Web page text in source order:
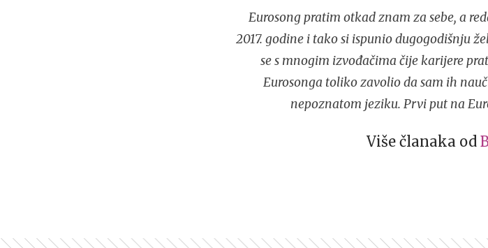
Eurosong pratim otkad znam za sebe, a
2017. godine i tako si ispunio dugogodišnju
se s mnogim izvođačima čije karijere
Eurosonga toliko zavolio da sam ih
nepoznatom jeziku. Prvi put na
Više članaka od